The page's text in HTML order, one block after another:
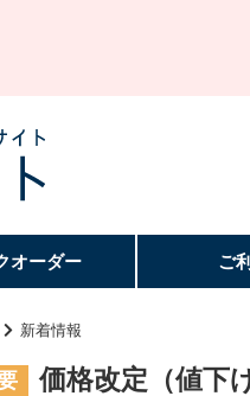
オーダー ご
新着情報
価格改定（値下